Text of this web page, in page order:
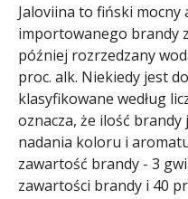
Jaloviina to fiński
importowanego brandy
później rozrzedzany
proc. alk. Niekiedy jest
klasyfikowane według
oznacza, że ilość
nadania koloru i
zawartość brandy - 3
zawartości brandy i 40